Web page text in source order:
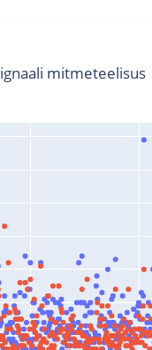
mitmeteelisus